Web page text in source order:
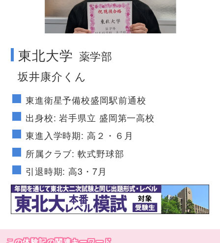
東北大学 薬学部
坂井康介くん
東進衛星予備校盛岡駅前通校
出身校: 岩手県立 盛岡第一高校
東進入学時期: 高２・６月
所属クラブ: 軟式野球部
引退時期: 高3・7月